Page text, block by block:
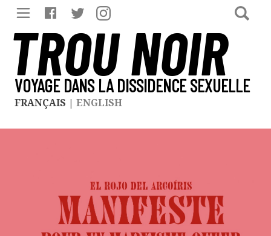
TROU NOIR
VOYAGE DANS LA DISSIDENCE SEXUELLE
FRANÇAIS | ENGLISH